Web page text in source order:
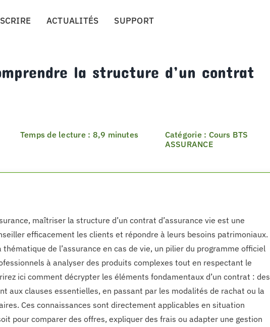
ACTUALITÉS SUPPORT
la structure d’un contrat
Temps de lecture : 8,9 minutes
Catégorie : Cours BTS
ASSURANCE
maîtriser la structure d’un contrat d’assurance vie est une
efficacement les clients et répondre à leurs besoins patrimoniaux.
thématique de l’assurance en cas de vie, un pilier du programme officiel
à analyser des produits complexes tout en respectant le
ici comment décrypter les éléments fondamentaux d’un contrat : des
aux clauses essentielles, en passant par les modalités de rachat ou la
Ces connaissances sont directement applicables en situation
pour comparer des offres, expliquer des frais ou adapter une gestion